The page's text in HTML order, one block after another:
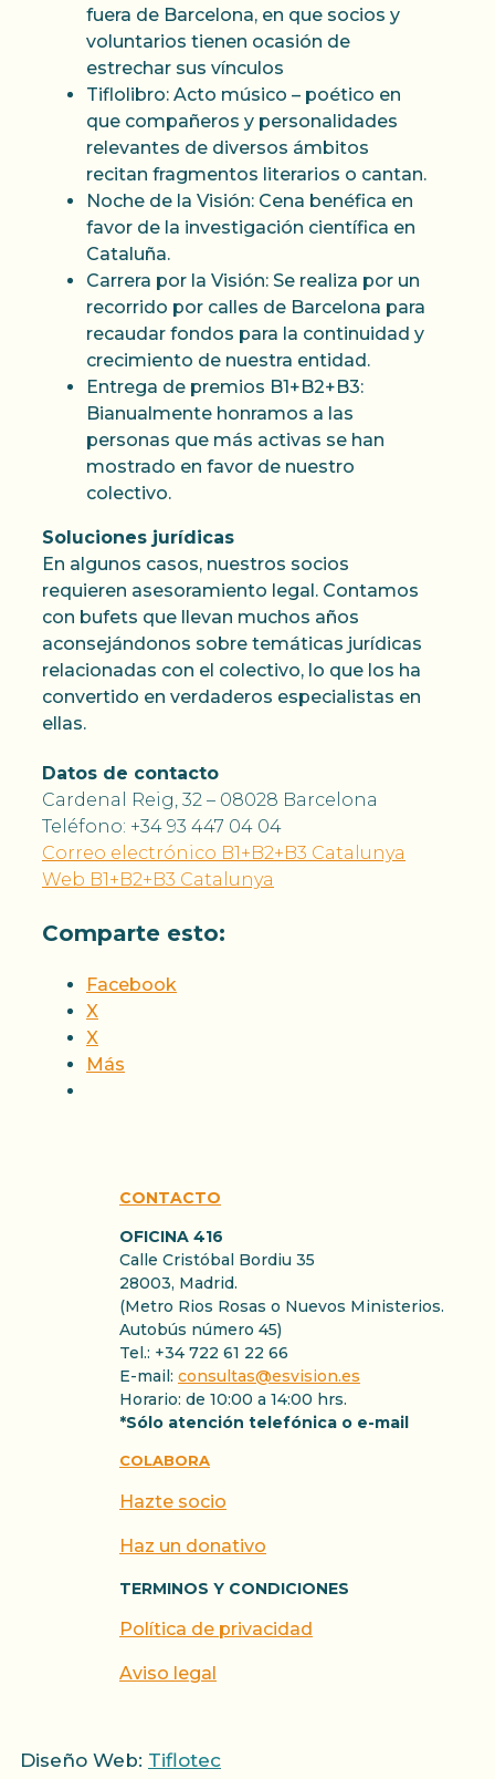
fuera de Barcelona, en que socios y
voluntarios tienen ocasión de
estrechar sus vínculos
Tiflolibro: Acto músico – poético en
que compañeros y personalidades
relevantes de diversos ámbitos
recitan fragmentos literarios o cantan.
Noche de la Visión: Cena benéfica en
favor de la investigación científica en
Cataluña.
Carrera por la Visión: Se realiza por un
recorrido por calles de Barcelona para
recaudar fondos para la continuidad y
crecimiento de nuestra entidad.
Entrega de premios B1+B2+B3:
Bianualmente honramos a las
personas que más activas se han
mostrado en favor de nuestro
colectivo.
Soluciones jurídicas
En algunos casos, nuestros socios
requieren asesoramiento legal. Contamos
con bufets que llevan muchos años
aconsejándonos sobre temáticas jurídicas
relacionadas con el colectivo, lo que los ha
convertido en verdaderos especialistas en
ellas.
Datos de contacto
Cardenal Reig, 32 – 08028 Barcelona
Teléfono: +34 93 447 04 04
Correo electrónico B1+B2+B3 Catalunya
Web B1+B2+B3 Catalunya
Comparte esto:
Facebook
X
X
Más
CONTACTO
OFICINA 416
Calle Cristóbal Bordiu 35
28003, Madrid.
(Metro Rios Rosas o Nuevos Ministerios.
Autobús número 45)
Tel.: +34 722 61 22 66
E-mail: consultas@esvision.es
Horario: de 10:00 a 14:00 hrs.
*Sólo atención telefónica o e-mail
COLABORA
Hazte socio
Haz un donativo
TERMINOS Y CONDICIONES
Política de privacidad
Aviso legal
Diseño Web: Tiflotec